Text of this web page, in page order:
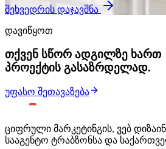
შეხვედრის დაჯავშნა
დავიწყოთ
თქვენ სწორ ადგილზე ხართ
პროექტის გასაზრდელად.
უფასო შეთავაზება
ციფრული მარკეტინგის, ვებ
სააგენტო ტრაბზონსა და